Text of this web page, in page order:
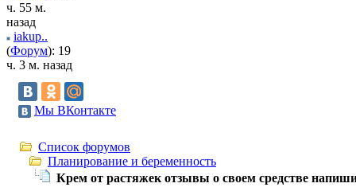
ч. 55 м.
назад
iakup..
(Форум): 19
ч. 3 м. назад
Мы ВКонтакте
Список форумов
Планирование и беременность
Крем от растяжек отзывы о своем средстве